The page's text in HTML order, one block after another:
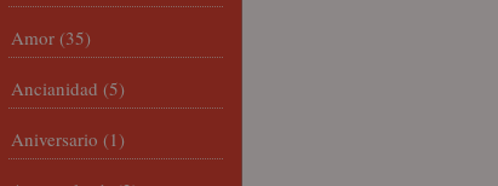
Amor (35)
Ancianidad (5)
Aniversario (1)